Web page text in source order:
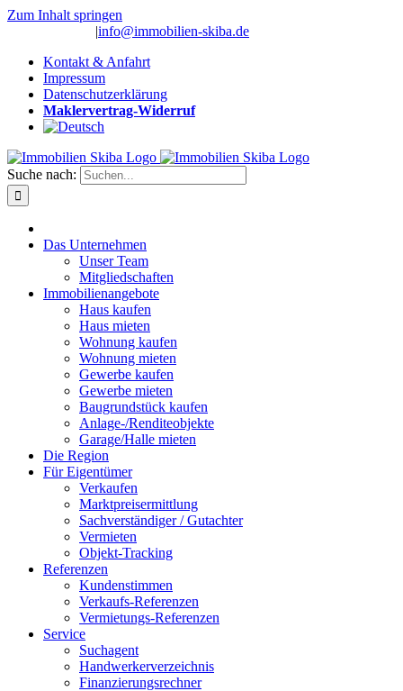
Zum Inhalt springen
|info@immobilien-skiba.de
Kontakt & Anfahrt
Impressum
Datenschutzerklärung
Maklervertrag-Widerruf
Suche nach:
Das Unternehmen
Unser Team
Mitgliedschaften
Immobilienangebote
Haus kaufen
Haus mieten
Wohnung kaufen
Wohnung mieten
Gewerbe kaufen
Gewerbe mieten
Baugrundstück kaufen
Anlage-/Renditeobjekte
Garage/Halle mieten
Die Region
Für Eigentümer
Verkaufen
Marktpreisermittlung
Sachverständiger / Gutachter
Vermieten
Objekt-Tracking
Referenzen
Kundenstimmen
Verkaufs-Referenzen
Vermietungs-Referenzen
Service
Suchagent
Handwerkerverzeichnis
Finanzierungsrechner